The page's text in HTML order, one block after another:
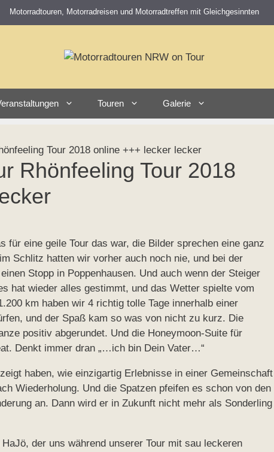
Motorradtouren, Motorradreisen und Motorradtreffen mit Gleichgesinnten
Touren Galerie
Tour 2018 online +++ lecker lecker
Rhönfeeling Tour 2018
eine geile Tour das war, die Bilder sprechen eine ganz
Schlitz hatten wir vorher auch noch nie, und bei der
Stopp in Poppenhausen. Und auch wenn der Steiger
hat wieder alles gestimmt, und das Wetter spielte vom
km haben wir 4 richtig tolle Tage innerhalb einer
und der Spaß kam so was von nicht zu kurz. Die
positiv abgerundet. Und die Honeymoon-Suite für
Denkt immer dran „…ich bin Dein Vater…“
haben, wie einzigartig Erlebnisse in einer Gemeinschaft
Wiederholung. Und die Spatzen pfeifen es schon von den
an. Dann wird er in Zukunft nicht mehr als Sonderling
der uns während unserer Tour mit sau leckeren